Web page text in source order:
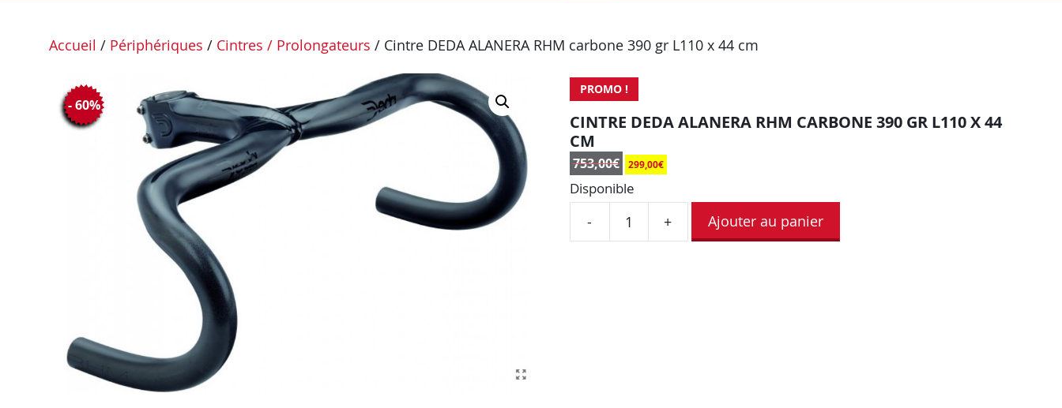
Accueil / Périphériques / Cintres / Prolongateurs / Cintre DEDA ALANERA RHM carbone 390 gr L110 x 44 cm
PROMO !
CINTRE DEDA ALANERA RHM CARBONE 390 GR L110 X 44
CM
753,00€ 299,00€
- 60%
Disponible
- + Ajouter au panier